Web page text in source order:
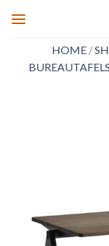
HOME /
BUREAUTAFELS